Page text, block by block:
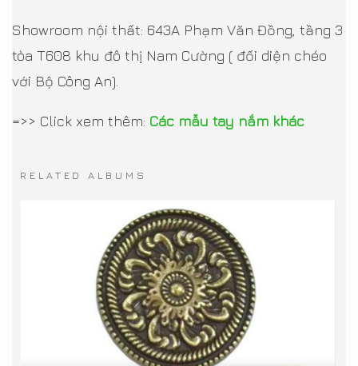
Showroom nội thất: 643A Phạm Văn Đồng, tầng 3
tòa T608 khu đô thị Nam Cường ( đối diện chéo
với Bộ Công An).
=>> Click xem thêm: Các mẫu tay nắm khác
RELATED ALBUMS